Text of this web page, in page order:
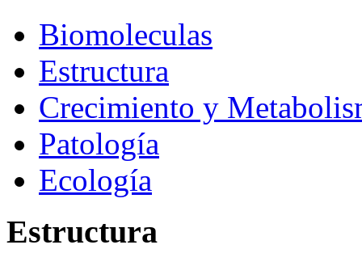
Biomoleculas
Estructura
Crecimiento y
Patología
Ecología
Estructura